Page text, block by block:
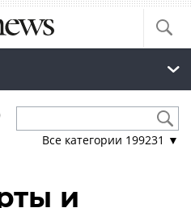
Все категории 199231 ▼
и